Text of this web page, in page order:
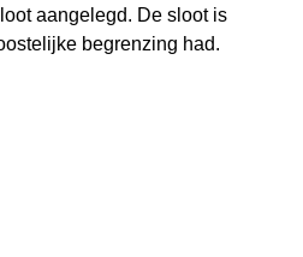
aangelegd. De sloot is
begrenzing had.